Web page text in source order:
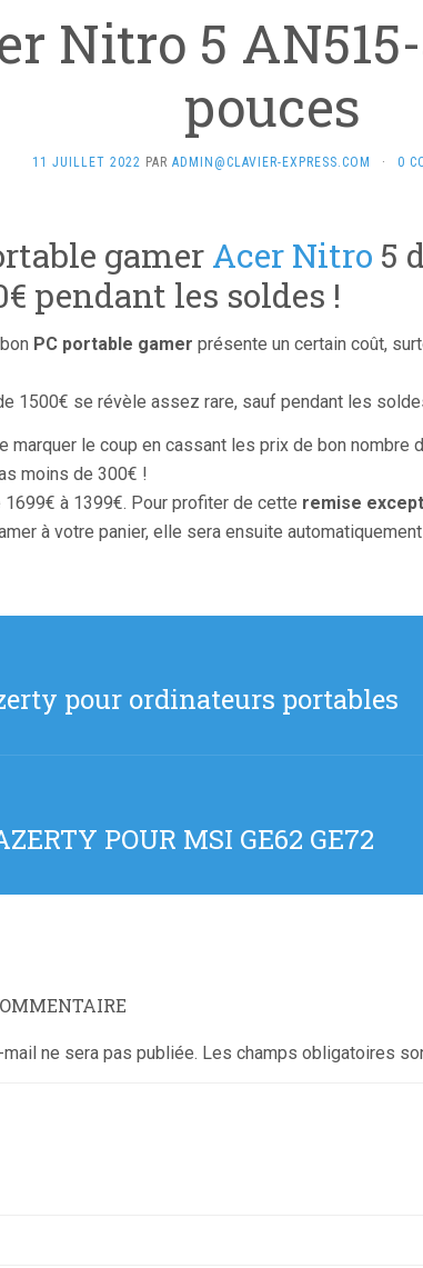
Nitro 5
pouces
11 JUILLET 2022 PAR ADMIN@CLAVIER-EXPRESS.COM · 0
gamer Acer Nitro 5
pendant les soldes !
PC portable gamer présente un certain coût,
1500€ se révèle assez rare, sauf pendant les
marquer le coup en cassant les prix de bon nombre
moins de 300€ !
à 1399€. Pour profiter de cette remise
à votre panier, elle sera ensuite
pour ordinateurs portables
POUR MSI GE62 GE72
ne sera pas publiée. Les champs obligatoires